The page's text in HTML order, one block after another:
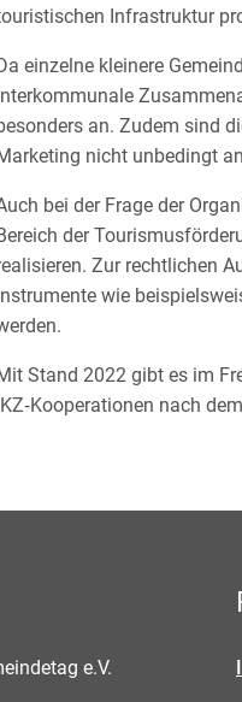
Infrastruktur
einzelne kleinere
an. Zudem sind
nicht unbedingt
bei der Frage der
der
Zur rechtlichen
Instrumente wie
Stand 2022 gibt es im
IKZ‑Kooperationen nach
e.V.